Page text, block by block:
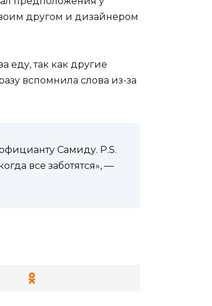
другом и дизайнером
еду, так как другие
вспомнила слова из-за
Самиду. P.S.
все заботятся», —